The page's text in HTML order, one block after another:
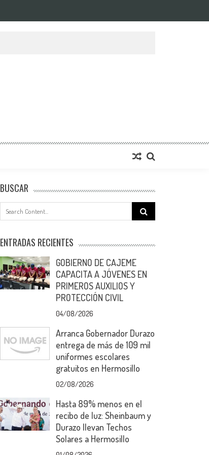
BUSCAR
Search
for:
ENTRADAS RECIENTES
GOBIERNO DE CAJEME
CAPACITA A JÓVENES EN
PRIMEROS AUXILIOS Y
PROTECCIÓN CIVIL
04/08/2026
Arranca Gobernador Durazo
entrega de más de 109 mil
uniformes escolares
gratuitos en Hermosillo
02/08/2026
Hasta 89% menos en el
recibo de luz: Sheinbaum y
Durazo llevan Techos
Solares a Hermosillo